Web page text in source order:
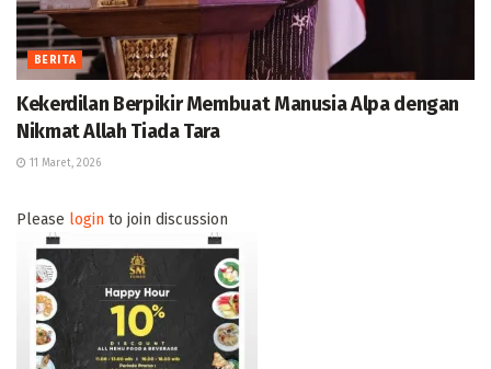
BERITA
Kekerdilan Berpikir Membuat Manusia Alpa dengan
Nikmat Allah Tiada Tara
11 Maret, 2026
Please login to join discussion